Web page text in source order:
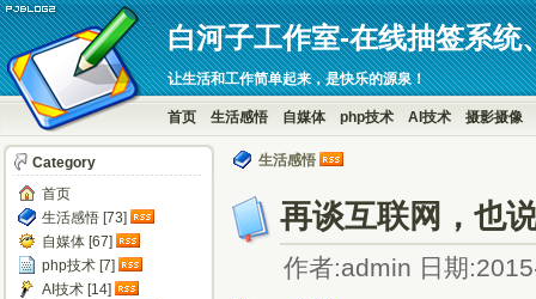
白河子工作室-在线抽签系统
让生活和工作简单起来，是快乐的源泉！
首页 生活感悟 自媒体 php技术 AI技术 摄影摄像
生活感悟
再谈互联网，也
作者:admin 日期
Category
首页
生活感悟 [73]
自媒体 [67]
php技术 [7]
AI技术 [14]